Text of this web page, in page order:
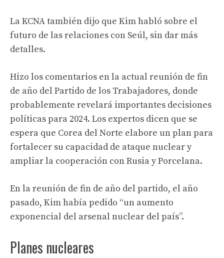
La KCNA también dijo que Kim habló sobre el
futuro de las relaciones con Seúl, sin dar más
detalles.
Hizo los comentarios en la actual reunión de fin
de año del Partido de los Trabajadores, donde
probablemente revelará importantes decisiones
políticas para 2024. Los expertos dicen que se
espera que Corea del Norte elabore un plan para
fortalecer su capacidad de ataque nuclear y
ampliar la cooperación con Rusia y Porcelana.
En la reunión de fin de año del partido, el año
pasado, Kim había pedido “un aumento
exponencial del arsenal nuclear del país”.
Planes nucleares